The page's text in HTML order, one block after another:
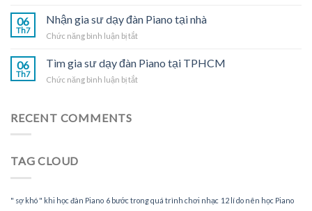
Piano
TPHCM
gia
sư
dạy
Piano
gia
06
Th7
Nhận gia sư dạy đàn Piano tại nhà
Chức năng bình luận bị tắtở
gia
sư
dạy
06
Th7
Tìm gia sư dạy đàn Piano tại TPHCM
Chức năng bình luận bị tắtở
RECENT COMMENTS
TAG CLOUD
" sợ khó " khi học đàn Piano 6 bước trong quá trình chơi nhạc 12 lí do nên học Piano